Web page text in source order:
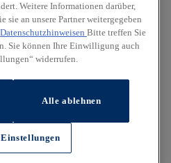
Weitere Informationen darüber,
sie an unsere Partner weitergegeben
Datenschutzhinweisen Bitte treffen Sie
Sie können Ihre Einwilligung auch
widerrufen.
Alle ablehnen